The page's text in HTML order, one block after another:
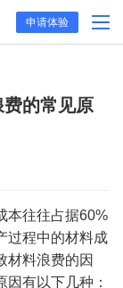
申请体验
的常见原
本往往占据60%
过程中的材料成
材料浪费的因
有以下几种：